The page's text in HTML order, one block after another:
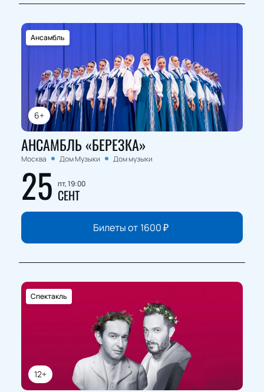
6+
Ансамбль
АНСАМБЛЬ «БЕРЕЗКА»
Москва Дом Музыки Дом музыки
25 пт, 19:00
СЕНТ
Билеты от 1600₽
12+
Спектакль